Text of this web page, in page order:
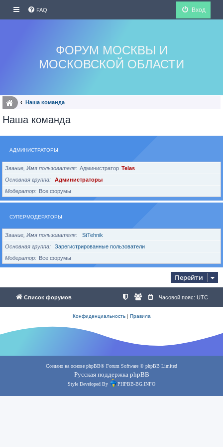
FAQ Вход
ФОРУМ МОСКВЫ И
МОСКОВСКОЙ ОБЛАСТИ
Наша команда
Наша команда
АДМИНИСТРАТОРЫ
Звание, Имя пользователя Администратор Telas
Основная группа
Администраторы
Модератор
Все форумы
СУПЕРМОДЕРАТОРЫ
Звание, Имя пользователя
StTehnik
Основная группа
Зарегистрированные пользователи
Модератор
Все форумы
Перейти
Список форумов Часовой пояс: UTC
Конфиденциальность| Правила
Создано на основе phpBB® Forum Software © phpBB Limited
Русская поддержка phpBB
Style Developed By PHPBB-BG.INFO